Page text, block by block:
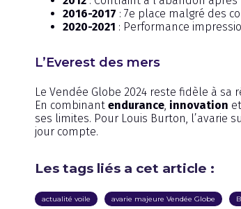
2016-2017 : 7e place malgré des
2020-2021 : Performance
L’Everest des mers
Le Vendée Globe 2024 reste fidèle à sa
En combinant endurance innovation et
ses limites. Pour Louis Burton, l’avarie
jour compte.
Les tags liés a cet article :
actualité voile avarie majeure Vendée Globe